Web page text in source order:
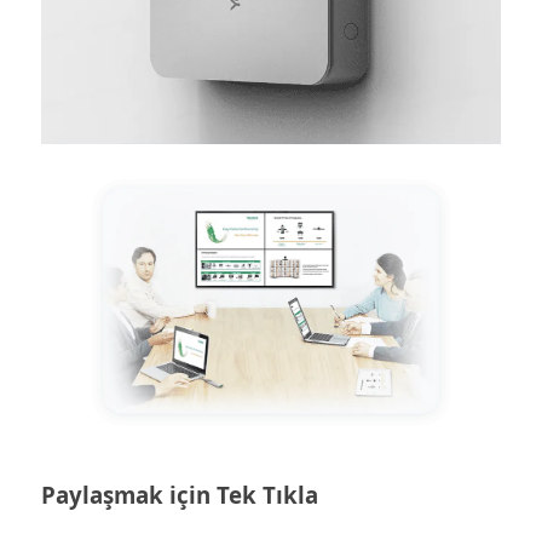
Paylaşmak için Tek Tıkla